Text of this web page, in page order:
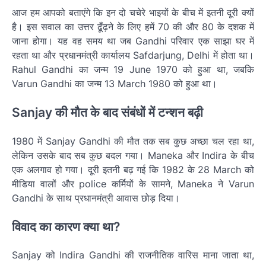
आज हम आपको बताएंगे कि इन दो चचेरे भाइयों के बीच में इतनी दूरी क्यों
है। इस सवाल का उत्तर ढूँढ़ने के लिए हमें 70 की और 80 के दशक में
जाना होगा। यह वह समय था जब Gandhi परिवार एक साझा घर में
रहता था और प्रधानमंत्री कार्यालय Safdarjung, Delhi में होता था।
Rahul Gandhi का जन्म 19 June 1970 को हुआ था, जबकि
Varun Gandhi का जन्म 13 March 1980 को हुआ था।
Sanjay की मौत के बाद संबंधों में टन्शन बढ़ी
1980 में Sanjay Gandhi की मौत तक सब कुछ अच्छा चल रहा था,
लेकिन उसके बाद सब कुछ बदल गया। Maneka और Indira के बीच
एक अलगाव हो गया। दूरी इतनी बढ़ गई कि 1982 के 28 March को
मीडिया वालों और police कर्मियों के सामने, Maneka ने Varun
Gandhi के साथ प्रधानमंत्री आवास छोड़ दिया।
विवाद का कारण क्या था?
Sanjay को Indira Gandhi की राजनीतिक वारिस माना जाता था,